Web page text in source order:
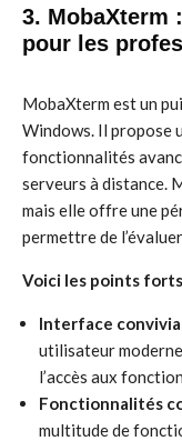
3. MobaXterm
pour les
MobaXterm est un
Windows. Il propose
fonctionnalités
serveurs à distance.
mais elle offre une
permettre de
Voici les points
Interface
utilisateur
l’accès aux
Fonctionnalités
multitude de